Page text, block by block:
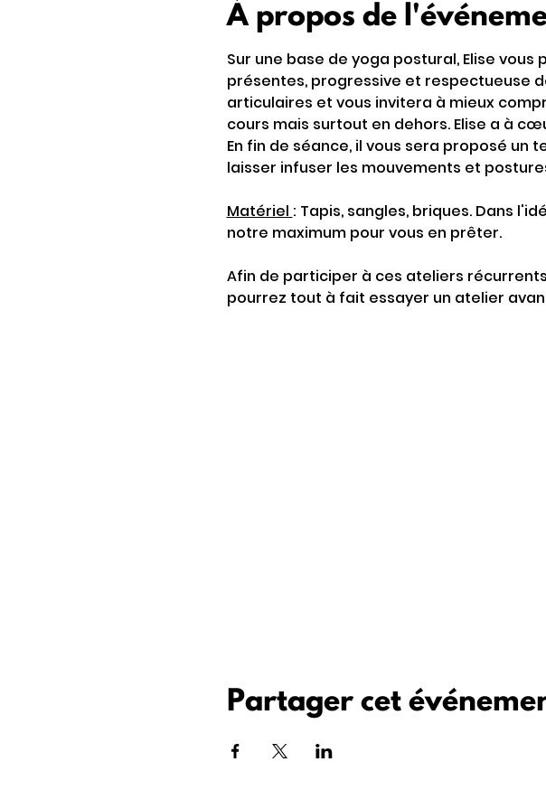
À propos de
Sur une base de yoga postural, Elise
présentes, progressive et respectueuse
articulaires et vous invitera à mieux
cours mais surtout en dehors. Elise a à
En fin de séance, il vous sera proposé
laisser infuser les mouvements et
Matériel : Tapis, sangles, briques. Dans
notre maximum pour vous en prêter.
Afin de participer à ces ateliers
pourrez tout à fait essayer un atelier
Partager cet